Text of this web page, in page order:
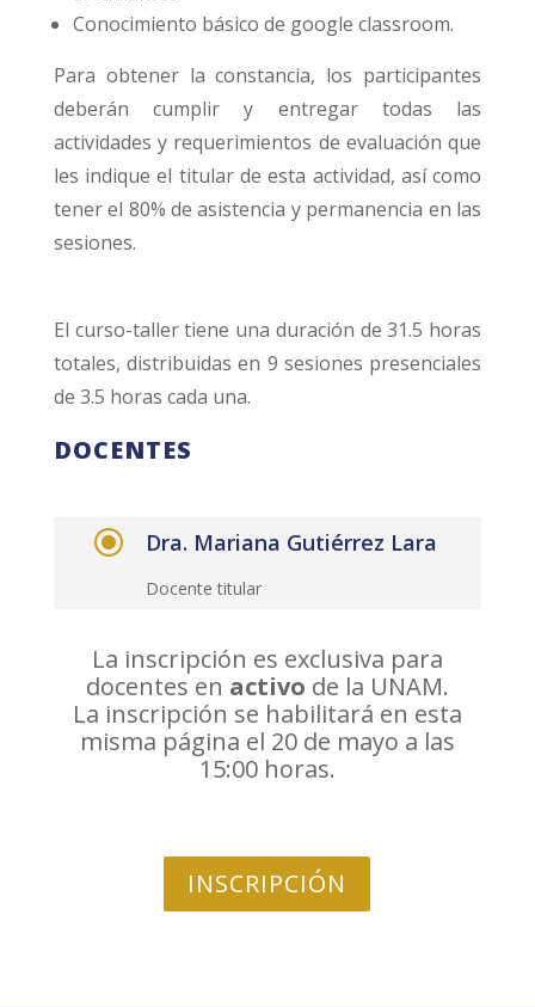
Conocimiento básico de google classroom.
Para obtener la constancia, los participantes
deberán cumplir y entregar todas las
actividades y requerimientos de evaluación que
les indique el titular de esta actividad, así como
tener el 80% de asistencia y permanencia en las
sesiones.
El curso-taller tiene una duración de 31.5 horas
totales, distribuidas en 9 sesiones presenciales
de 3.5 horas cada una.
DOCENTES
\ Dra. Mariana Gutiérrez Lara
Docente titular
La inscripción es exclusiva para
docentes en activo de la UNAM.
La inscripción se habilitará en esta
misma página el 20 de mayo a las
15:00 horas.
INSCRIPCIÓN